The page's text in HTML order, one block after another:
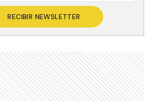
RECIBIR NEWSLETTER